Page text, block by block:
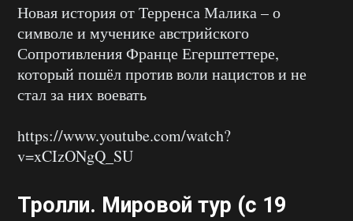
Новая история от Терренса Малика – о
символе и мученике австрийского
Сопротивления Франце Егерштеттере,
который пошёл против воли нацистов и не
стал за них воевать
https://www.youtube.com/watch?
v=xCIzONgQ_SU
Тролли. Мировой тур (с 19